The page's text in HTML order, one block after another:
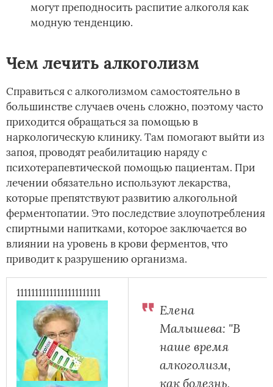
могут преподносить распитие алкоголя как
модную тенденцию.
Чем лечить алкоголизм
Справиться с алкоголизмом самостоятельно в
большинстве случаев очень сложно, поэтому часто
приходится обращаться за помощью в
наркологическую клинику. Там помогают выйти из
запоя, проводят реабилитацию наряду с
психотерапевтической помощью пациентам. При
лечении обязательно используют лекарства,
которые препятствуют развитию алкогольной
ферментопатии. Это последствие злоупотребления
спиртными напитками, которое заключается во
влиянии на уровень в крови ферментов, что
приводит к разрушению организма.
11111111111111111111111
Елена
Малышева: "В
наше время
алкоголизм,
как болезнь,